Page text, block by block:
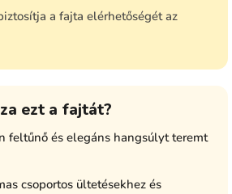
a fajta elérhetőségét az
ezt a fajtát?
feltűnő és elegáns hangsúlyt teremt
csoportos ültetésekhez és